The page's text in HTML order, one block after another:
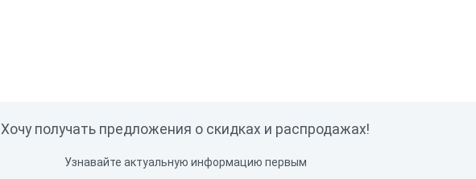
Хочу получать предложения о скидках и распродажах!
Узнавайте актуальную информацию первым